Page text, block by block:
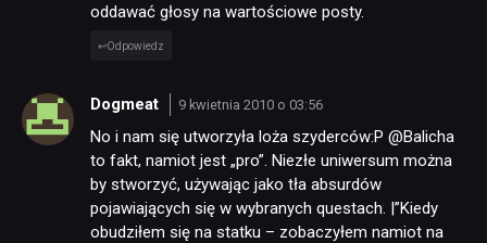
oddawać głosy na wartościowe posty.
Odpowiedz
Dogmeat 9 kwietnia 2010 o 03:56
No i nam się utworzyła loża szyderców:P @Balicha
to fakt, namiot jest „pro”. Niezłe uniwersum można
by stworzyć, używając jako tła absurdów
pojawiających się w wybranych questach. |”Kiedy
obudziłem się na statku – zobaczyłem namiot na